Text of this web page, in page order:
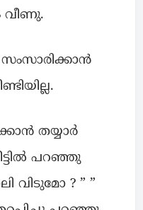
വീണു.
തയ്യാർ
പറഞ്ഞു
വിടുമോ ? ” ”